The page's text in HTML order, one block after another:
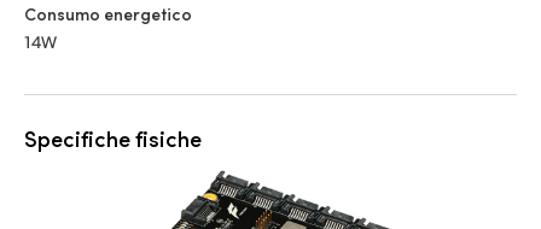
Consumo energetico
14W
Specifiche fisiche